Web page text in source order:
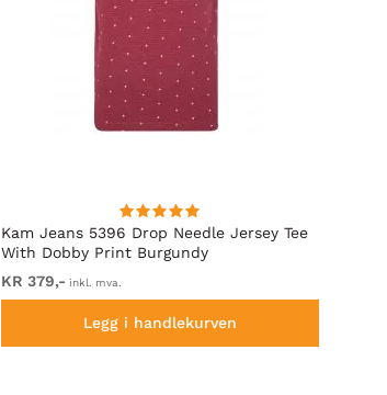
Kam Jeans 5396 Drop Needle Jersey Tee
With Dobby Print Burgundy
KR 379,- inkl. mva.
Legg i handlekurven